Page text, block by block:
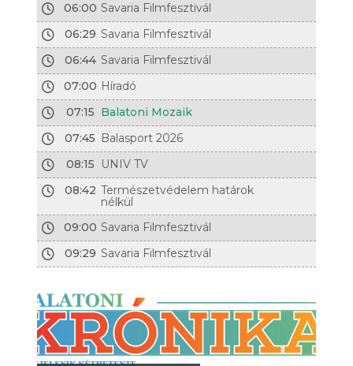
06:00 Savaria Filmfesztivál
06:29 Savaria Filmfesztivál
06:44 Savaria Filmfesztivál
07:00 Híradó
07:15 Balatoni Mozaik
07:45 Balasport 2026
08:15
UNIV TV
08:42 Természetvédelem határok
nélkül
09:00 Savaria Filmfesztivál
09:29 Savaria Filmfesztivál